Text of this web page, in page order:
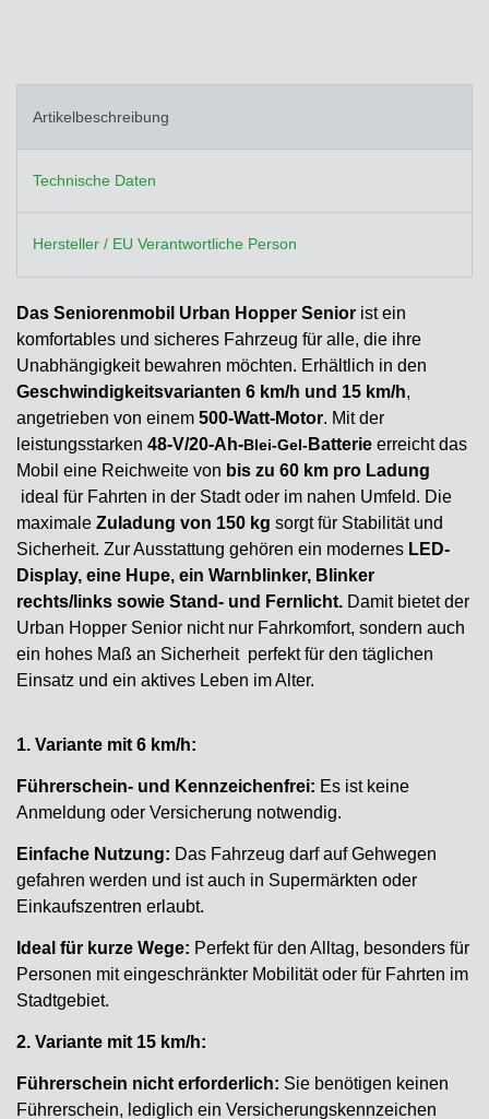
Artikelbeschreibung
Technische Daten
Hersteller / EU Verantwortliche Person
Das Seniorenmobil Urban Hopper Senior ist ein
komfortables und sicheres Fahrzeug für alle, die ihre
Unabhängigkeit bewahren möchten. Erhältlich in den
Geschwindigkeitsvarianten 6 km/h und 15 km/h,
angetrieben von einem 500-Watt-Motor. Mit der
leistungsstarken 48-V/20-Ah-Blei-Gel-Batterie erreicht das
Mobil eine Reichweite von bis zu 60 km pro Ladung
ideal für Fahrten in der Stadt oder im nahen Umfeld. Die
maximale Zuladung von 150 kg sorgt für Stabilität und
Sicherheit. Zur Ausstattung gehören ein modernes LED-
Display, eine Hupe, ein Warnblinker, Blinker
rechts/links sowie Stand- und Fernlicht. Damit bietet der
Urban Hopper Senior nicht nur Fahrkomfort, sondern auch
ein hohes Maß an Sicherheit perfekt für den täglichen
Einsatz und ein aktives Leben im Alter.
1. Variante mit 6 km/h:
Führerschein- und Kennzeichenfrei: Es ist keine
Anmeldung oder Versicherung notwendig.
Einfache Nutzung: Das Fahrzeug darf auf Gehwegen
gefahren werden und ist auch in Supermärkten oder
Einkaufszentren erlaubt.
Ideal für kurze Wege: Perfekt für den Alltag, besonders für
Personen mit eingeschränkter Mobilität oder für Fahrten im
Stadtgebiet.
2. Variante mit 15 km/h:
Führerschein nicht erforderlich: Sie benötigen keinen
Führerschein, lediglich ein Versicherungskennzeichen